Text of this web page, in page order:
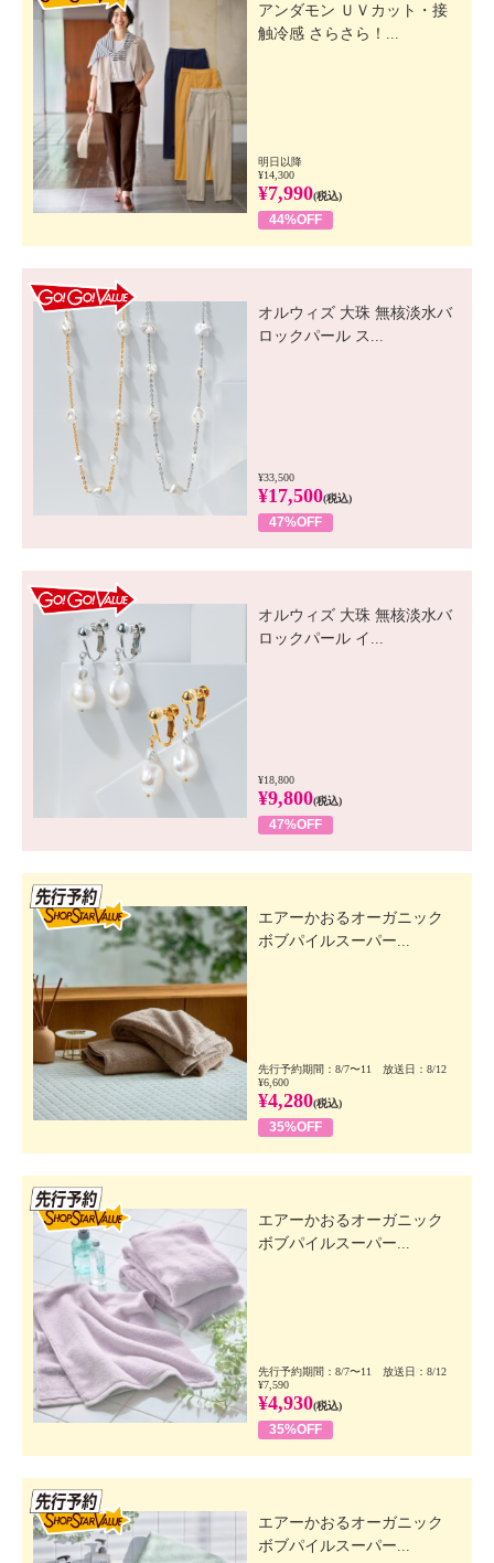
アンダモン ＵＶカット・接
触冷感 さらさら！...
明日以降
¥14,300
¥7,990(税込)
44%OFF
オルウィズ 大珠 無核淡水バ
ロックパール ス...
¥33,500
¥17,500(税込)
47%OFF
オルウィズ 大珠 無核淡水バ
ロックパール イ...
¥18,800
¥9,800(税込)
47%OFF
エアーかおるオーガニック
ボブパイルスーパー...
先行予約期間：8/7〜11 放送日：8/12
¥6,600
¥4,280(税込)
35%OFF
エアーかおるオーガニック
ボブパイルスーパー...
先行予約期間：8/7〜11 放送日：8/12
¥7,590
¥4,930(税込)
35%OFF
エアーかおるオーガニック
ボブパイルスーパー...